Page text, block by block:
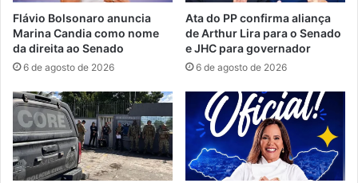
Flávio Bolsonaro anuncia
Marina Candia como nome
da direita ao Senado
6 de agosto de 2026
Ata do PP confirma aliança
de Arthur Lira para o Senado
e JHC para governador
6 de agosto de 2026